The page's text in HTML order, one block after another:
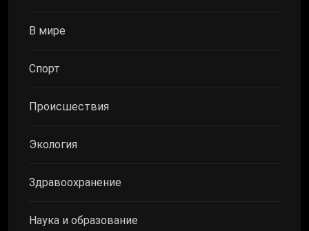
В мире
Спорт
Происшествия
Экология
Здравоохранение
Наука и образование